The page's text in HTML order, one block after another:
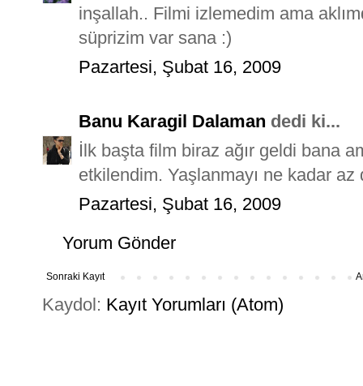
inşallah.. Filmi izlemedim ama
süprizim var sana :)
Pazartesi, Şubat 16, 2009
Banu Karagil Dalaman dedi ki...
İlk başta film biraz ağır geldi bana
etkilendim. Yaşlanmayı ne kadar
Pazartesi, Şubat 16, 2009
Yorum Gönder
Sonraki Kayıt
Kaydol: Kayıt Yorumları (Atom)